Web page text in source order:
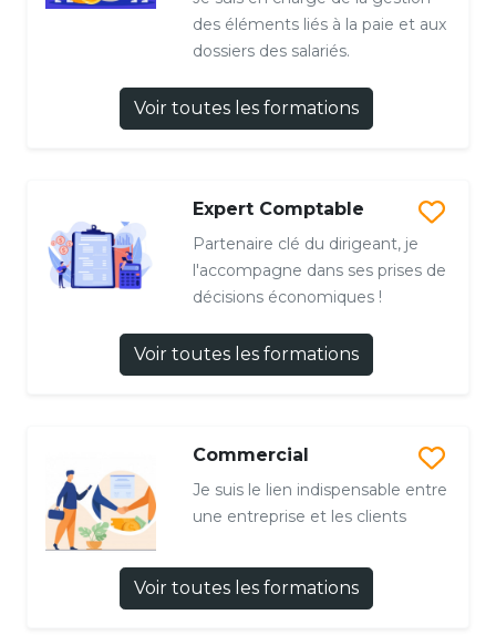
des éléments liés à la paie et aux
dossiers des salariés.
Voir toutes les formations
Expert Comptable
Partenaire clé du dirigeant, je
l'accompagne dans ses prises de
décisions économiques !
Voir toutes les formations
Commercial
Je suis le lien indispensable entre
une entreprise et les clients
Voir toutes les formations